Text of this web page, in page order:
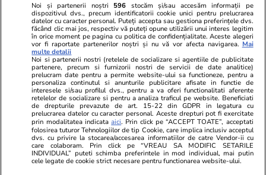
PARTENERI
Noi și partenerii noștri 596 stocăm și/sau accesăm informații pe
dispozitivul dvs., precum identificatorii cookie unici pentru prelucrarea
datelor cu caracter personal. Puteți accepta sau gestiona preferințele dvs.
făcând clic mai jos, respectiv vă puteți opune utilizării unui interes legitim
în orice moment pe pagina cu politica de confidențialitate. Aceste alegeri
vor fi raportate partenerilor noștri și nu vă vor afecta navigarea. Mai
multe detalii
Noi si partenerii nostri (retelele de socializare si agentiile de publicitate
partenere, precum si furnizorii nostri de servicii de date analitice)
prelucram date pentru a permite website-ului sa functioneze, pentru a
personaliza continutul si anunturile publicitare afisate in functie de
interesele si/sau profilul dvs., pentru a va oferi functionalitati aferente
retelelor de socializare si pentru a analiza traficul pe website. Beneficiati
de drepturile prevazute de art. 15-22 din GDPR in legatura cu
prelucrarea datelor cu caracter personal. Aceste drepturi pot fi exercitate
prin modalitatea indicataaici. Prin click pe “ACCEPT TOATE”, acceptati
folosirea tuturor Tehnologiilor de tip Cookie, care implica inclusiv acceptul
dvs. cu privire la stocarea/accesarea informatiilor de catre Vendor-ii cu
care colaboram. Prin click pe “VREAU SA MODIFIC SETARILE
INDIVIDUAL” puteti schimba preferintele in mod individual, mai putin
cele legate de cookie strict necesare pentru functionarea website-ului.